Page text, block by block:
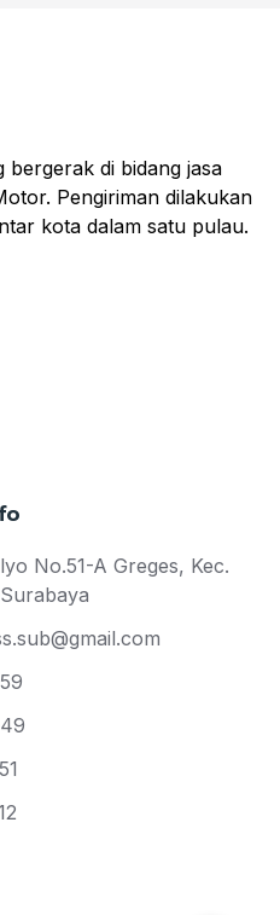
di bidang jasa
Pengiriman dilakukan
kota dalam satu pulau.
No.51-A Greges, Kec.